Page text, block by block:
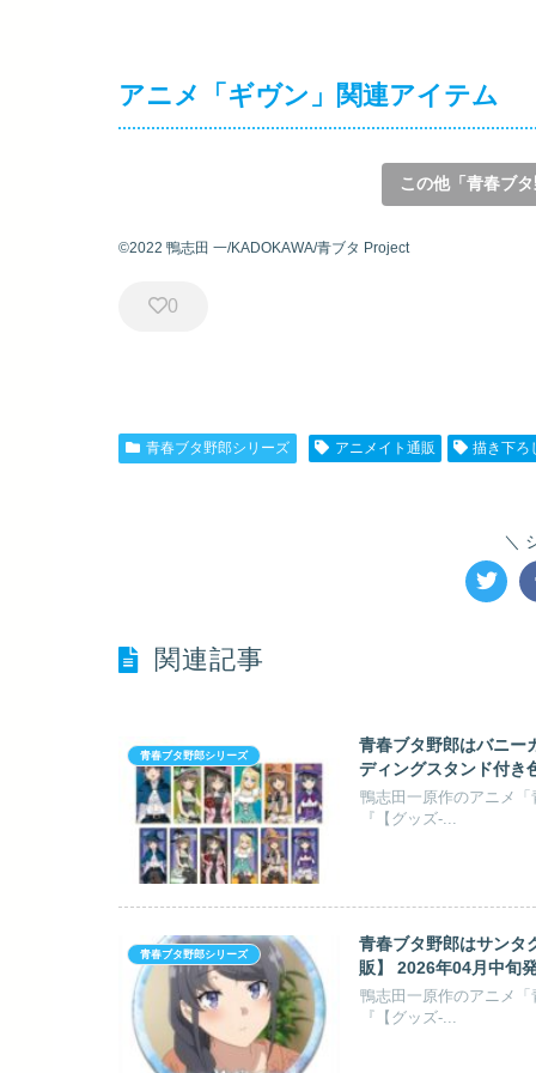
アニメ「ギヴン」関連アイテム
この他「青春ブ
©2022 鴨志田 一/KADOKAWA/青ブタ Project
0
青春ブタ野郎シリーズ アニメイト通販 描き下ろ
関連記事
青春ブタ野郎シリーズ
青春ブタ野郎はバニー
ディングスタンド付き
鴨志田一原作のアニメ
『【グッズ-...
青春ブタ野郎シリーズ
青春ブタ野郎はサンタ
販】 2026年04月中旬
鴨志田一原作のアニメ
『【グッズ-...